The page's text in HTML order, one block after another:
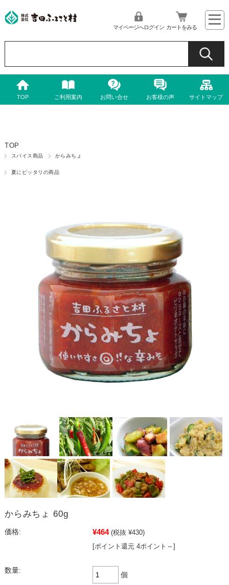
マイページへログイン カートをみる
TOP ご利用案内 お問い合せ お客様の声 サイトマップ
TOP
スパイス商品 からみちょ
夏にピッタリの商品
からみちょ 60g
価格: ¥464 (税抜 ¥430)
[ポイント還元 4ポイント～]
数量:
個